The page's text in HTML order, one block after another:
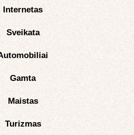
Internetas
Sveikata
Gamta
Maistas
Turizmas